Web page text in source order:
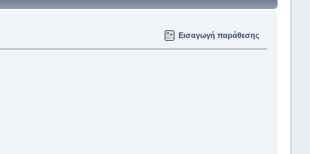
Εισαγωγή παράθεσης